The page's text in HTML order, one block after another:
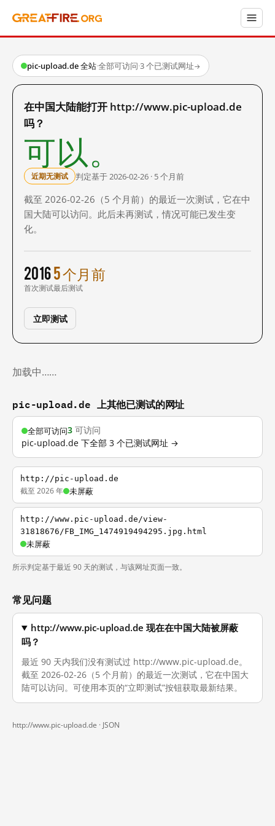
pic-upload.de 全站·全部可访问·3 个已测试网址→
在中国大陆能打开 http://www.pic-upload.de
吗？
可以。
近期无测试 判定基于 2026-02-26 · 5 个月前
截至 2026-02-26（5 个月前）的最近一次测试，它在中
国大陆可以访问。此后未再测试，情况可能已发生变
化。
2016
首次测试
5 个月前
最后测试
立即测试
加载中……
pic-upload.de 上其他已测试的网址
全部可访问3 可访问
pic-upload.de 下全部 3 个已测试网址 →
http://pic-upload.de
截至 2026 年 未屏蔽
http://www.pic-upload.de/view-
31818676/FB_IMG_1474919494295.jpg.html
未屏蔽
所示判定基于最近 90 天的测试，与该网址页面一致。
常见问题
http://www.pic-upload.de 现在在中国大陆被屏蔽
吗？
最近 90 天内我们没有测试过 http://www.pic-upload.de。
截至 2026-02-26（5 个月前）的最近一次测试，它在中国大
陆可以访问。可使用本页的“立即测试”按钮获取最新结果。
http://www.pic-upload.de · JSON